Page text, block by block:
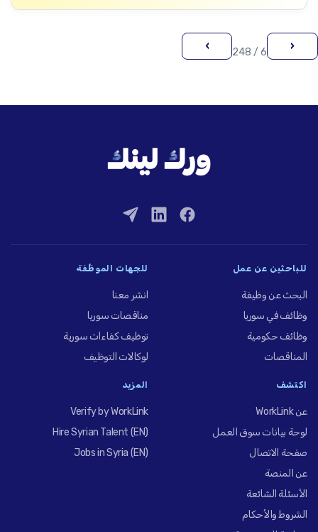
‹
6 / 248
›
للباحثين عن عمل
البحث عن وظيفة
وظائف في سوريا
وظائف حكومية
المناقصات
للجهات الموظِّفة
انشر معنا
مناقصات سوريا
توظيف كفاءات سورية
لوكالات التوظيف
اكتشف
عن WorkLink
لوحة بيانات سوق العمل
صفحة الاتصال
عن المنصة
الأسئلة الشائعة
الشروط والأحكام
المزيد
Verify by WorkLink
Hire Syrian Talent (EN)
Jobs in Syria (EN)